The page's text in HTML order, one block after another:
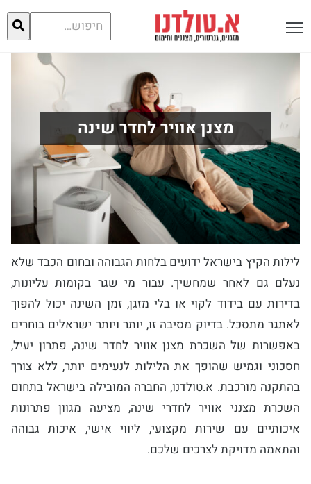
חיפוש
עבור:
פתח תפריט ראשי לתצוגה
מצנן אוויר לחדר שינה
עמוד הבית מגזין מצנן אוויר לחדר שינה
לילות הקיץ בישראל ידועים בלחות הגבוהה ובחום הכבד שלא
נעלם גם לאחר שמחשיך. עבור מי שגר בקומות עליונות,
בדירות עם בידוד לקוי או בלי מזגן, זמן השינה יכול להפוך
לאתגר מתסכל. בדיוק מסיבה זו, יותר ויותר ישראלים בוחרים
באפשרות של השכרת מצנן אוויר לחדר שינה, פתרון יעיל,
חסכוני וגמיש שהופך את הלילות לנעימים יותר, ללא צורך
בהתקנה מורכבת. א.טולדנו, החברה המובילה בישראל בתחום
השכרת מצנני אוויר לחדרי שינה, מציעה מגוון פתרונות
איכותיים עם שירות מקצועי, ליווי אישי, איכות גבוהה
והתאמה מדויקת לצרכים שלכם.